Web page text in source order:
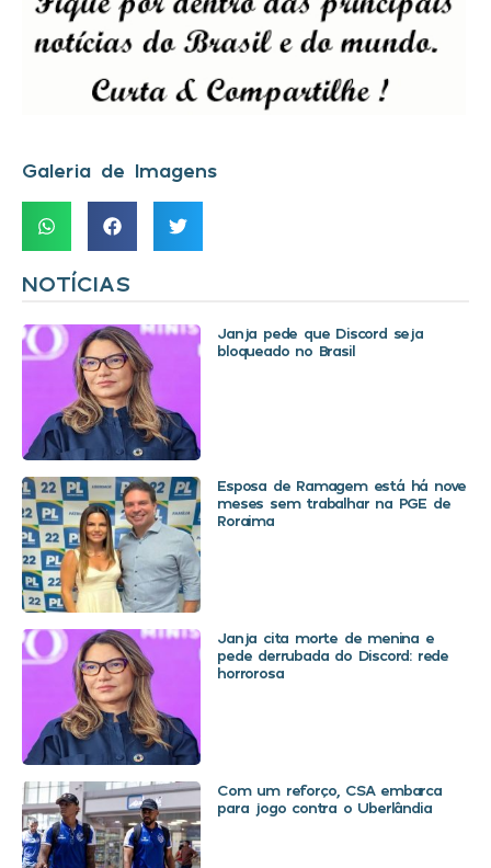
Galeria de Imagens
NOTÍCIAS
Janja pede que Discord seja
bloqueado no Brasil
Esposa de Ramagem está há nove
meses sem trabalhar na PGE de
Roraima
Janja cita morte de menina e
pede derrubada do Discord: rede
horrorosa
Com um reforço, CSA embarca
para jogo contra o Uberlândia